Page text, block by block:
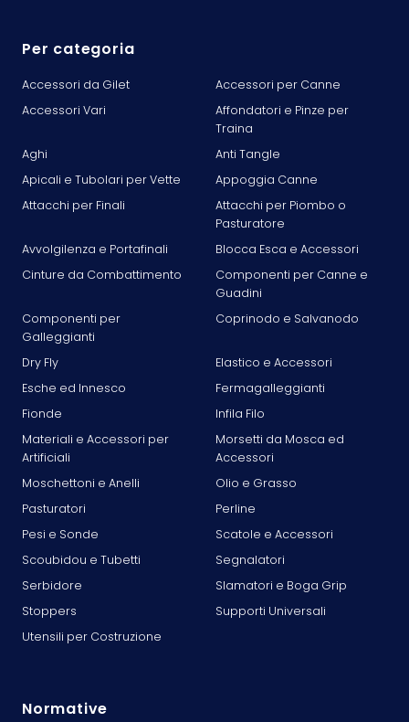
Per categoria
Accessori da Gilet
Accessori per Canne
Accessori Vari
Affondatori e Pinze per
Traina
Aghi
Anti Tangle
Apicali e Tubolari per Vette
Appoggia Canne
Attacchi per Finali
Attacchi per Piombo o
Pasturatore
Avvolgilenza e Portafinali
Blocca Esca e Accessori
Cinture da Combattimento
Componenti per Canne e
Guadini
Componenti per
Galleggianti
Coprinodo e Salvanodo
Dry Fly
Elastico e Accessori
Esche ed Innesco
Fermagalleggianti
Fionde
Infila Filo
Materiali e Accessori per
Artificiali
Morsetti da Mosca ed
Accessori
Moschettoni e Anelli
Olio e Grasso
Pasturatori
Perline
Pesi e Sonde
Scatole e Accessori
Scoubidou e Tubetti
Segnalatori
Serbidore
Slamatori e Boga Grip
Stoppers
Supporti Universali
Utensili per Costruzione
Normative